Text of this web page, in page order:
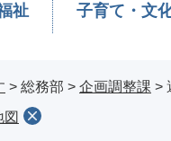
祉 子育て・文
> 総務部 > 企画調整課 >